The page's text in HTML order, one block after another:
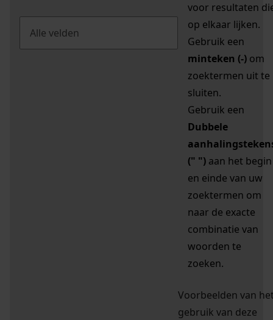
voor resultaten
op elkaar lijken.
Gebruik een
minteken (-) om
zoektermen uit te
sluiten.
Gebruik een
Dubbele
(" ") aan het begin
en einde van uw
zoektermen om
naar de exacte
combinatie van
woorden te
zoeken.
Voorbeelden van
gebruik van deze